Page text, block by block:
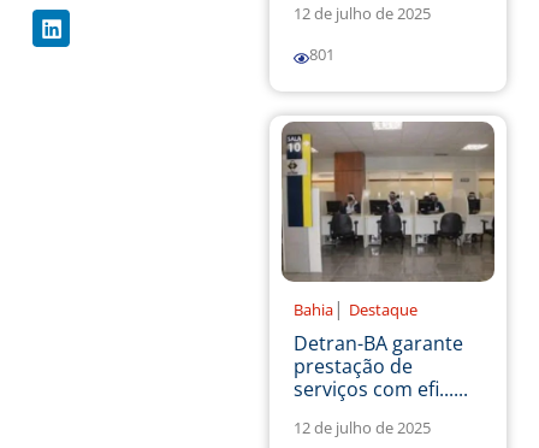
12 de julho de 2025
801
Bahia | Destaque
Detran-BA garante
prestação de
serviços com efi......
12 de julho de 2025